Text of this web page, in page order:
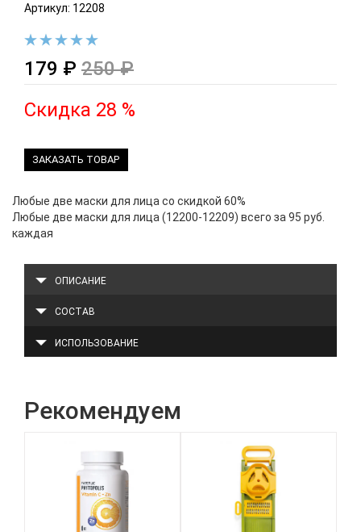
Артикул: 12208
179 ₽ 250 ₽
Скидка 28 %
ЗАКАЗАТЬ ТОВАР
Любые две маски для лица со скидкой 60%
Любые две маски для лица (12200-12209) всего за 95 руб.
каждая
ОПИСАНИЕ
СОСТАВ
ИСПОЛЬЗОВАНИЕ
Рекомендуем